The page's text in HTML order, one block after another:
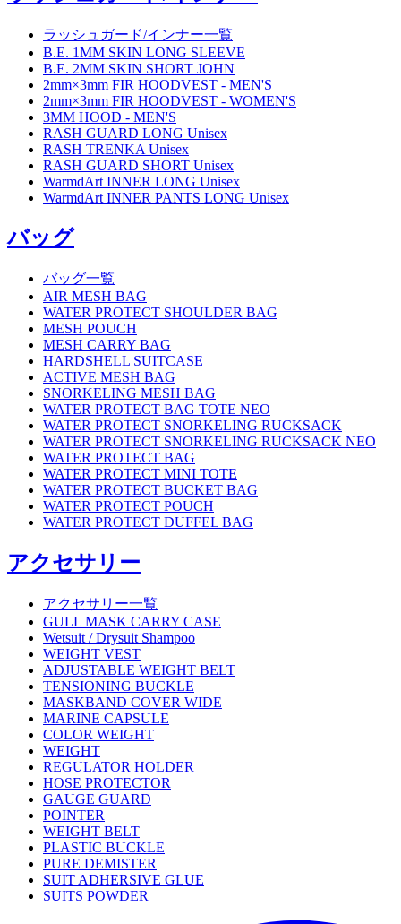
ラッシュガード/インナー一覧
B.E. 1MM SKIN LONG SLEEVE
B.E. 2MM SKIN SHORT JOHN
2mm×3mm FIR HOODVEST - MEN'S
2mm×3mm FIR HOODVEST - WOMEN'S
3MM HOOD - MEN'S
RASH GUARD LONG Unisex
RASH TRENKA Unisex
RASH GUARD SHORT Unisex
WarmdArt INNER LONG Unisex
WarmdArt INNER PANTS LONG Unisex
バッグ
バッグ一覧
AIR MESH BAG
WATER PROTECT SHOULDER BAG
MESH POUCH
MESH CARRY BAG
HARDSHELL SUITCASE
ACTIVE MESH BAG
SNORKELING MESH BAG
WATER PROTECT BAG TOTE NEO
WATER PROTECT SNORKELING RUCKSACK
WATER PROTECT SNORKELING RUCKSACK NEO
WATER PROTECT BAG
WATER PROTECT MINI TOTE
WATER PROTECT BUCKET BAG
WATER PROTECT POUCH
WATER PROTECT DUFFEL BAG
アクセサリー
アクセサリー一覧
GULL MASK CARRY CASE
Wetsuit / Drysuit Shampoo
WEIGHT VEST
ADJUSTABLE WEIGHT BELT
TENSIONING BUCKLE
MASKBAND COVER WIDE
MARINE CAPSULE
COLOR WEIGHT
WEIGHT
REGULATOR HOLDER
HOSE PROTECTOR
GAUGE GUARD
POINTER
WEIGHT BELT
PLASTIC BUCKLE
PURE DEMISTER
SUIT ADHERSIVE GLUE
SUITS POWDER